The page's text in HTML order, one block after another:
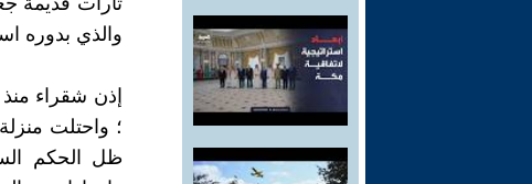
والذي بدوره
إذن شقراء
؛ واحتلت
ظل الحكم